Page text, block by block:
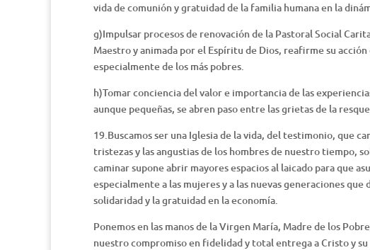
vida de comunión y gratuidad de la familia humana en la
g)Impulsar procesos de renovación de la Pastoral Social
Maestro y animada por el Espíritu de Dios, reafirme su
especialmente de los más pobres.
h)Tomar conciencia del valor e importancia de las
aunque pequeñas, se abren paso entre las grietas de la
19.Buscamos ser una Iglesia de la vida, del testimonio, que
tristezas y las angustias de los hombres de nuestro tiempo,
caminar supone abrir mayores espacios al laicado para que
especialmente a las mujeres y a las nuevas generaciones
solidaridad y la gratuidad en la economía.
Ponemos en las manos de la Virgen María, Madre de los
nuestro compromiso en fidelidad y total entrega a Cristo y